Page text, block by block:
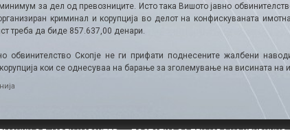
за дел од превозниците. Исто така Вишото јавно
криминал и корупција во делот на конфискуваната
треба да биде 857.637,00 денари.
обвинителство Скопје не ги прифати поднесените жалбени
кои се однесуваа на барање за зголемување на висината на